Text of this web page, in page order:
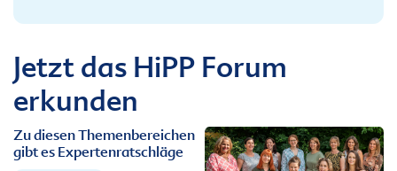
Jetzt das HiPP Forum
erkunden
Zu diesen Themenbereichen
gibt es Expertenratschläge